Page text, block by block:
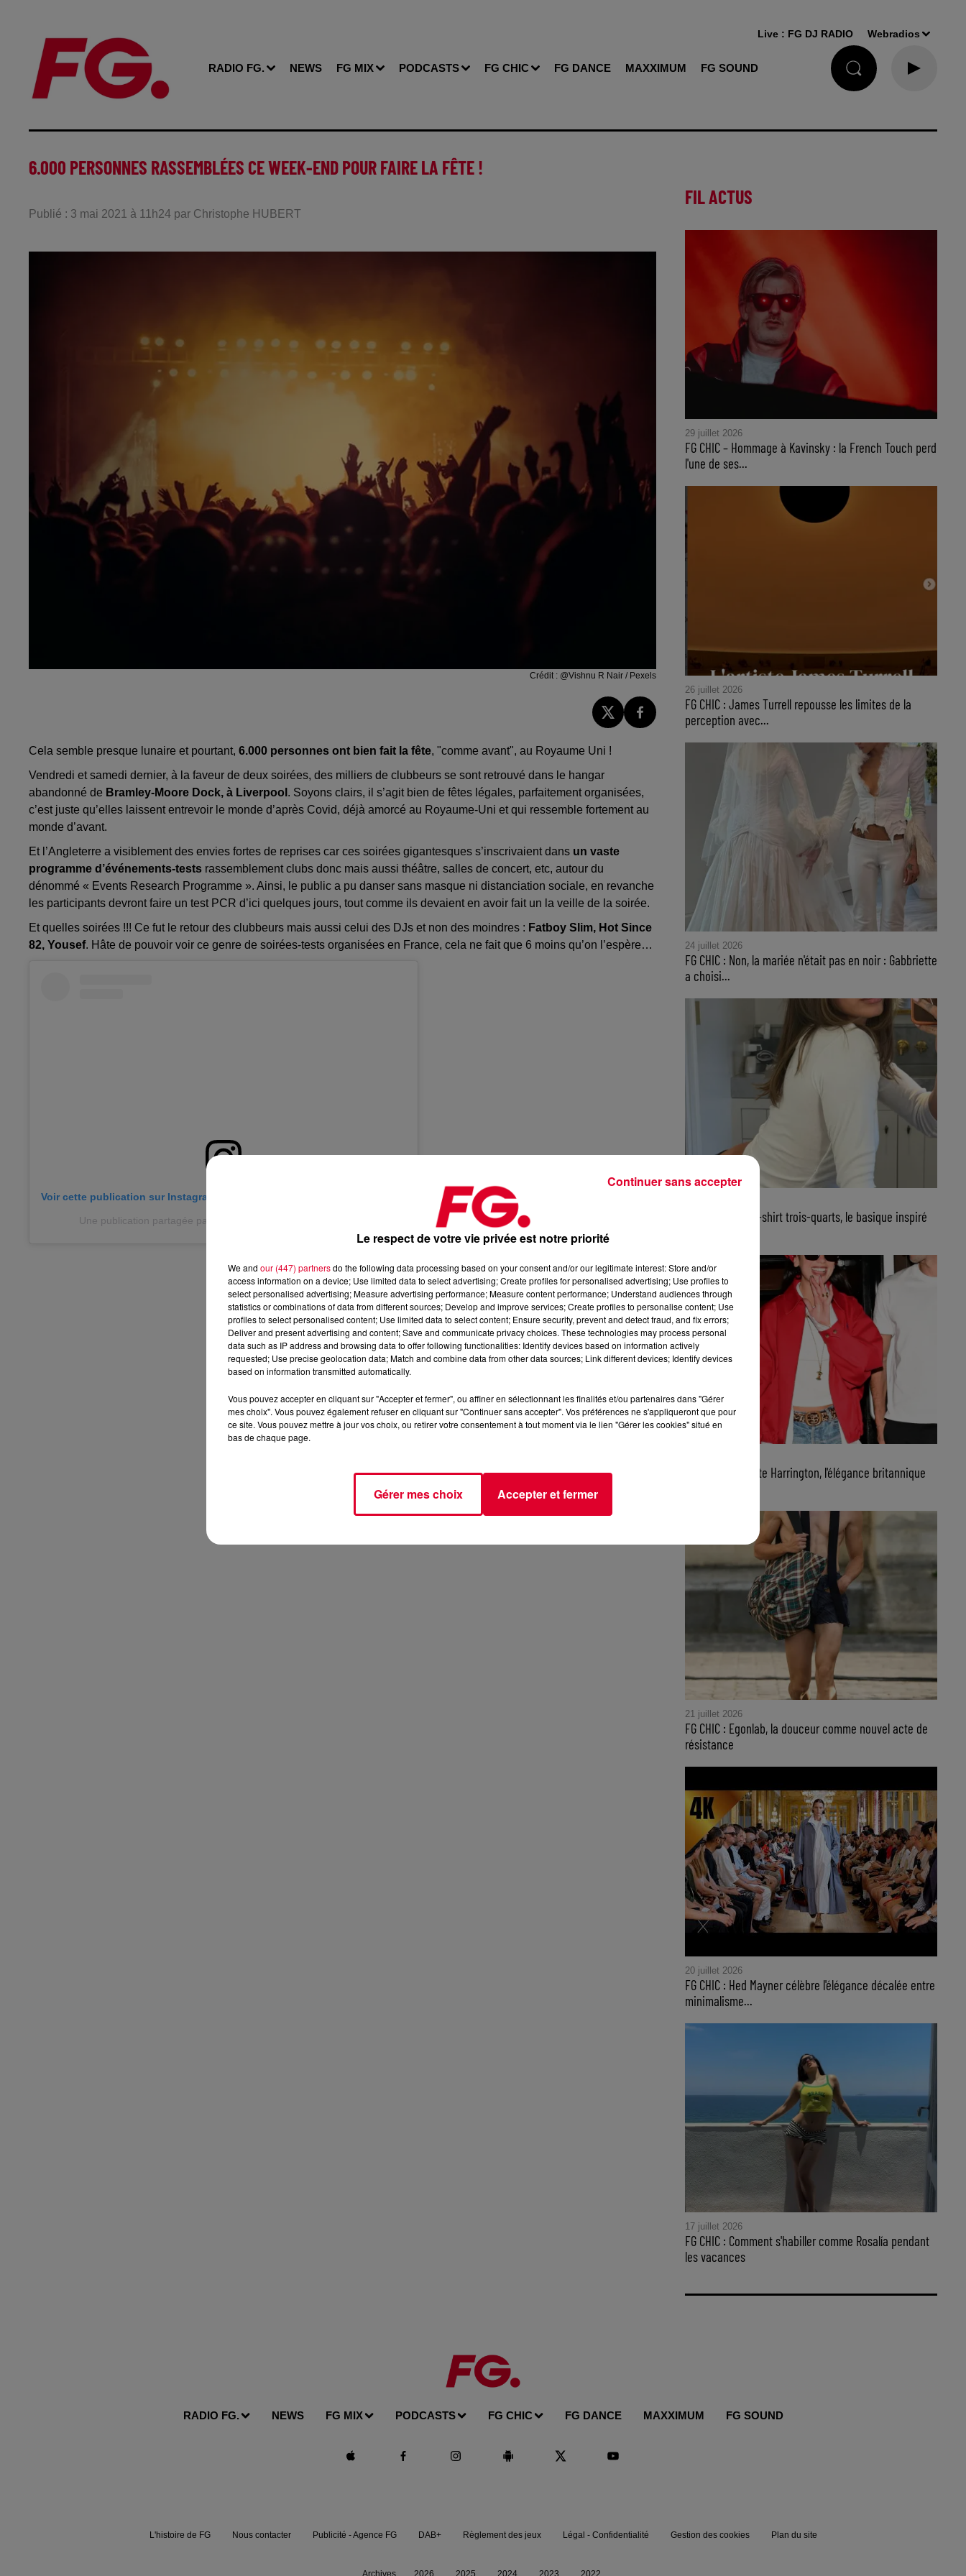
RADIO FG. NEWS FG MIX PODCASTS FG CHIC FG DANCE MAXXIMUM FG SOUND
Live : FG DJ RADIO Webradios
6.000 PERSONNES RASSEMBLÉES CE WEEK-END POUR FAIRE LA FÊTE !
Publié : 3 mai 2021 à 11h24 par Christophe HUBERT
Crédit : @Vishnu R Nair / Pexels
Cela semble presque lunaire et pourtant, 6.000 personnes ont bien fait la fête, "comme avant", au Royaume Uni !
Vendredi et samedi dernier, à la faveur de deux soirées, des milliers de clubbeurs se sont retrouvé dans le hangar
abandonné de Bramley-Moore Dock, à Liverpool . Soyons clairs, il s’agit bien de fêtes légales, parfaitement organisées,
c’est juste qu’elles laissent entrevoir le monde d’après Covid, déjà amorcé au Royaume-Uni et qui ressemble fortement au
monde d’avant.
Et l’Angleterre a visiblement des envies fortes de reprises car ces soirées gigantesques s’inscrivaient dans un vaste
programme d’événements-tests rassemblement clubs donc mais aussi théâtre, salles de concert, etc, autour du
dénommé « Events Research Programme ». Ainsi, le public a pu danser sans masque ni distanciation sociale, en revanche
les participants devront faire un test PCR d’ici quelques jours, tout comme ils devaient en avoir fait un la veille de la soirée.
Et quelles soirées !!! Ce fut le retour des clubbeurs mais aussi celui des DJs et non des moindres : Fatboy Slim, Hot Since
82, Yousef. Hâte de pouvoir voir ce genre de soirées-tests organisées en France, cela ne fait que 6 moins qu’on l’espère…
Voir cette publication sur Instagram
Une publication partagée par Sven VaÈth (@svenvaeth_official)
FIL ACTUS
29 juillet 2026
FG CHIC – Hommage à Kavinsky : la French Touch perd
l'une de ses...
26 juillet 2026
FG CHIC : James Turrell repousse les limites de la
perception avec...
24 juillet 2026
FG CHIC : Non, la mariée n'était pas en noir : Gabbriette
a choisi...
FG CHIC : Le tee-shirt trois-quarts, le basique inspiré
FG CHIC : La veste Harrington, l'élégance britannique
21 juillet 2026
FG CHIC : Egonlab, la douceur comme nouvel acte de
résistance
20 juillet 2026
FG CHIC : Hed Mayner célèbre l'élégance décalée entre
minimalisme...
17 juillet 2026
FG CHIC : Comment s'habiller comme Rosalía pendant
les vacances
RADIO FG. NEWS FG MIX PODCASTS FG CHIC FG DANCE MAXXIMUM FG SOUND
L'histoire de FG Nous contacter Publicité - Agence FG DAB+ Règlement des jeux Légal - Confidentialité Gestion des cookies Plan du site
Archives 2026 2025 2024 2023 2022
Le respect de votre vie privée est notre priorité
We and our (447) partnersdo the following data processing based on your consent and/or our legitimate interest: Store and/or
access information on a device; Use limited data to select advertising; Create profiles for personalised advertising; Use profiles to
select personalised advertising; Measure advertising performance; Measure content performance; Understand audiences through
statistics or combinations of data from different sources; Develop and improve services; Create profiles to personalise content; Use
profiles to select personalised content; Use limited data to select content; Ensure security, prevent and detect fraud, and fix errors;
Deliver and present advertising and content; Save and communicate privacy choices. These technologies may process personal
data such as IP address and browsing data to offer following functionalities: Identify devices based on information actively
requested; Use precise geolocation data; Match and combine data from other data sources; Link different devices; Identify devices
based on information transmitted automatically.
Vous pouvez accepter en cliquant sur "Accepter et fermer", ou affiner en sélectionnant les finalités et/ou partenaires dans "Gérer
mes choix". Vous pouvez également refuser en cliquant sur "Continuer sans accepter". Vos préférences ne s'appliqueront que pour
ce site. Vous pouvez mettre à jour vos choix, ou retirer votre consentement à tout moment via le lien "Gérer les cookies" situé en
bas de chaque page.
Gérer mes choix Accepter et fermer
Continuer sans accepter